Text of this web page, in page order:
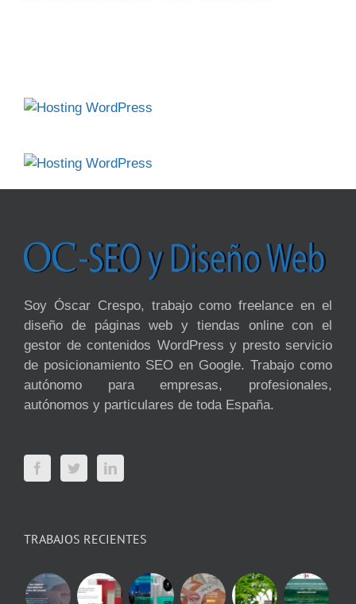
Soy Óscar Crespo, trabajo como freelance en el
diseño de páginas web y tiendas online con el
gestor de contenidos WordPress y presto servicio
de posicionamiento SEO en Google. Trabajo como
autónomo para empresas, profesionales,
autónomos y particulares de toda España.
TRABAJOS RECIENTES